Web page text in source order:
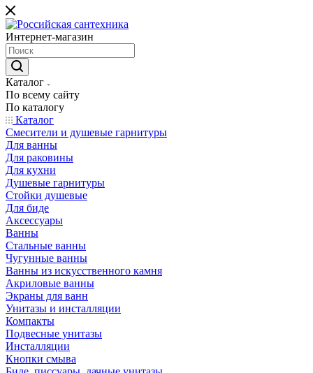
Интернет-магазин
Каталог
По всему сайту
По каталогу
Каталог
Смесители и душевые гарнитуры
Для ванны
Для раковины
Для кухни
Душевые гарнитуры
Стойки душевые
Для биде
Аксессуары
Ванны
Стальные ванны
Чугунные ванны
Ванны из искусственного камня
Акриловые ванны
Экраны для ванн
Унитазы и инсталляции
Компакты
Подвесные унитазы
Инсталляции
Кнопки смыва